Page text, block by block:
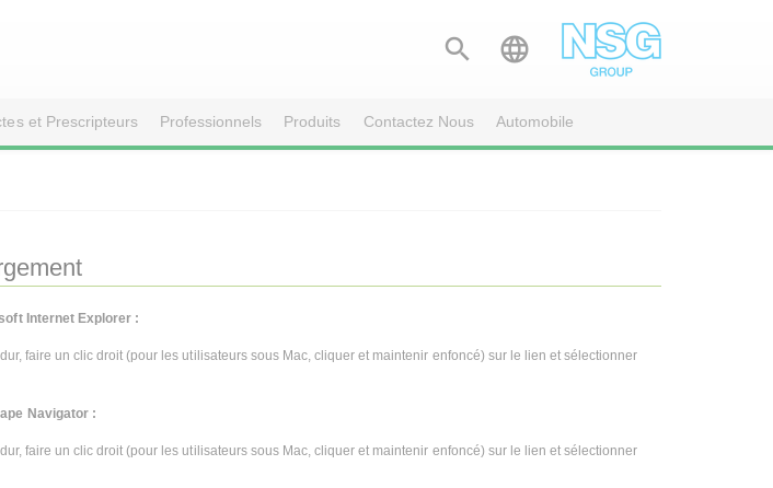
 
et Prescripteurs Professionnels Produits Contactez Nous Automobile
Internet Explorer :
faire un clic droit (pour les utilisateurs sous Mac, cliquer et maintenir enfoncé) sur le lien et sélectionner
Navigator :
faire un clic droit (pour les utilisateurs sous Mac, cliquer et maintenir enfoncé) sur le lien et sélectionner